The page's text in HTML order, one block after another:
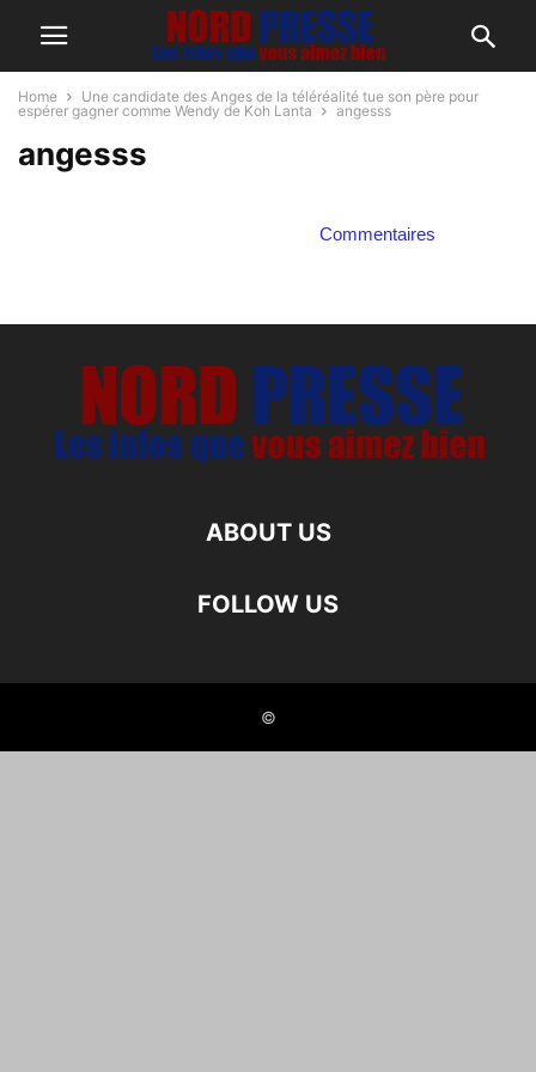
Home
Une candidate des Anges de la téléréalité tue son père pour
espérer gagner comme Wendy de Koh Lanta
angesss
angesss
Commentaires
ABOUT US
FOLLOW US
©